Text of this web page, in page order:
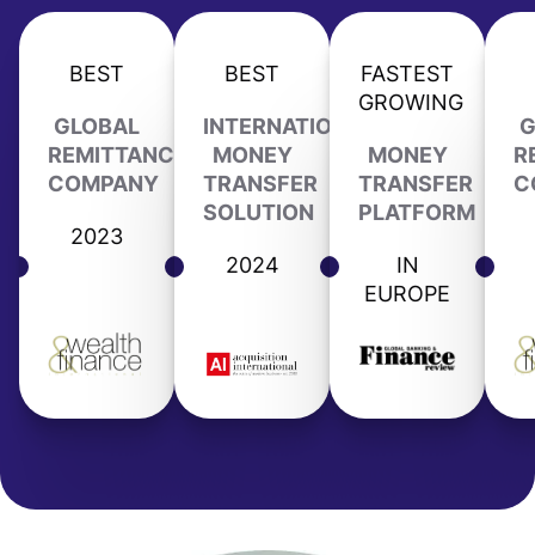
BEST
GLOBAL
REMITTANCE
COMPANY
2023
BEST
INTERNATIONAL
MONEY
TRANSFER
SOLUTION
2024
FASTEST
GROWING
MONEY
TRANSFER
PLATFORM
IN
EUROPE